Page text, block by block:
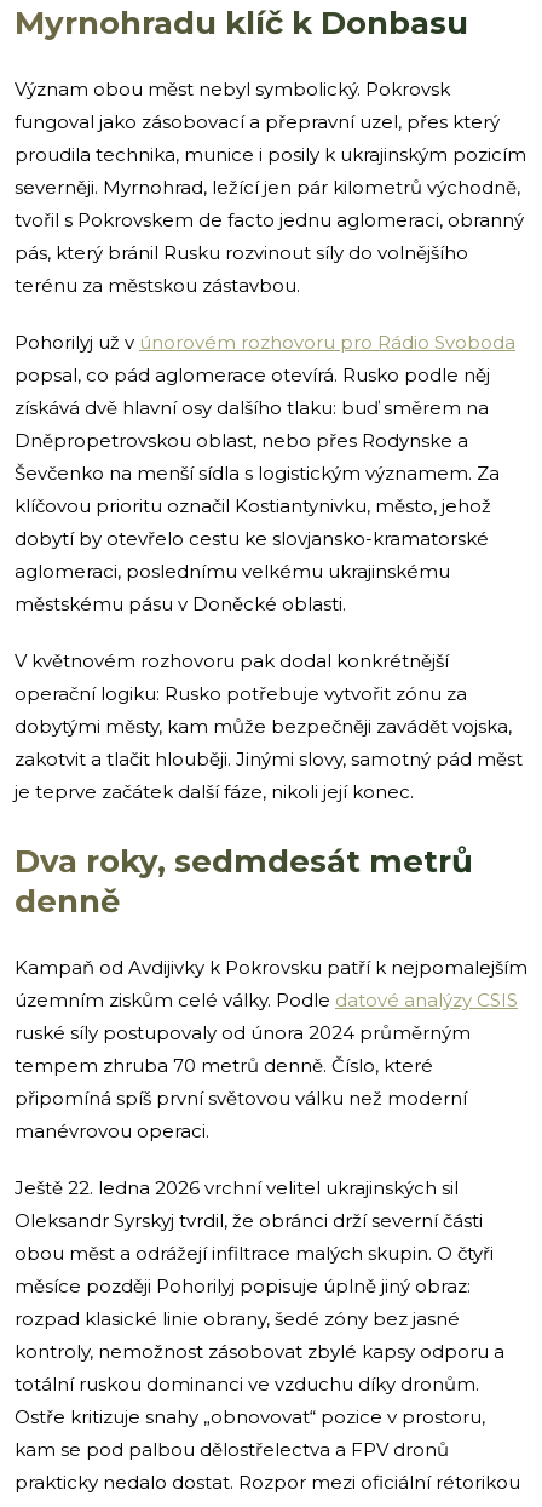
Myrnohradu klíč k Donbasu
Význam obou měst nebyl symbolický. Pokrovsk
fungoval jako zásobovací a přepravní uzel, přes který
proudila technika, munice i posily k ukrajinským pozicím
severněji. Myrnohrad, ležící jen pár kilometrů východně,
tvořil s Pokrovskem de facto jednu aglomeraci, obranný
pás, který bránil Rusku rozvinout síly do volnějšího
terénu za městskou zástavbou.
Pohorilyj už v únorovém rozhovoru pro Rádio Svoboda
popsal, co pád aglomerace otevírá. Rusko podle něj
získává dvě hlavní osy dalšího tlaku: buď směrem na
Dněpropetrovskou oblast, nebo přes Rodynske a
Ševčenko na menší sídla s logistickým významem. Za
klíčovou prioritu označil Kostiantynivku, město, jehož
dobytí by otevřelo cestu ke slovjansko-kramatorské
aglomeraci, poslednímu velkému ukrajinskému
městskému pásu v Doněcké oblasti.
V květnovém rozhovoru pak dodal konkrétnější
operační logiku: Rusko potřebuje vytvořit zónu za
dobytými městy, kam může bezpečněji zavádět vojska,
zakotvit a tlačit hlouběji. Jinými slovy, samotný pád měst
je teprve začátek další fáze, nikoli její konec.
Dva roky, sedmdesát metrů
denně
Kampaň od Avdijivky k Pokrovsku patří k nejpomalejším
územním ziskům celé války. Podle datové analýzy CSIS
ruské síly postupovaly od února 2024 průměrným
tempem zhruba 70 metrů denně. Číslo, které
připomíná spíš první světovou válku než moderní
manévrovou operaci.
Ještě 22. ledna 2026 vrchní velitel ukrajinských sil
Oleksandr Syrskyj tvrdil, že obránci drží severní části
obou měst a odrážejí infiltrace malých skupin. O čtyři
měsíce později Pohorilyj popisuje úplně jiný obraz:
rozpad klasické linie obrany, šedé zóny bez jasné
kontroly, nemožnost zásobovat zbylé kapsy odporu a
totální ruskou dominanci ve vzduchu díky dronům.
Ostře kritizuje snahy „obnovovat“ pozice v prostoru,
kam se pod palbou dělostřelectva a FPV dronů
prakticky nedalo dostat. Rozpor mezi oficiální rétorikou